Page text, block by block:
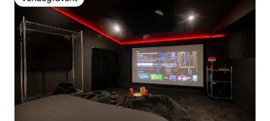
Vendégfavorit